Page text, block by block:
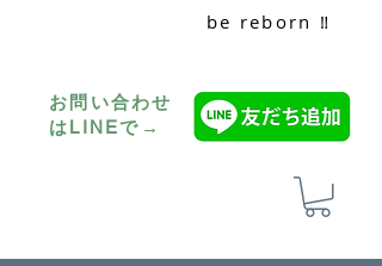
be reborn ‼
お問い合わせ
はLINEで→